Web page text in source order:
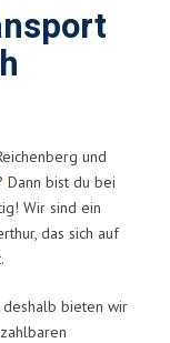
und
Dann bist du bei
Wir sind ein
das sich auf
deshalb bieten wir